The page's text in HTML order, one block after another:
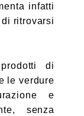
infatti
ritrovarsi
di
le verdure
e
senza